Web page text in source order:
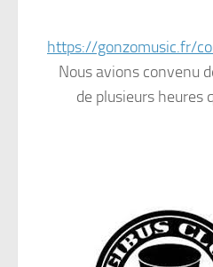
https://gonzomusic.fr/
Nous avions convenu
de plusieurs heures